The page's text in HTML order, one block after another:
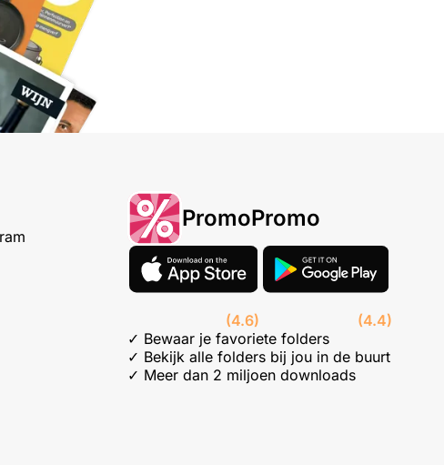
PromoPromo
(4.6)
(4.4)
✓ Bewaar je favoriete folders
✓ Bekijk alle folders bij jou in de buurt
✓ Meer dan 2 miljoen downloads